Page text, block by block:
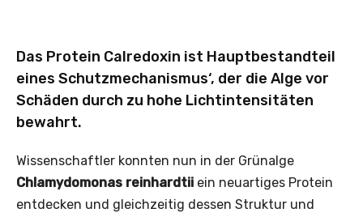
Das Protein Calredoxin ist Hauptbestandteil
eines Schutzmechanismus‘, der die Alge vor
Schäden durch zu hohe Lichtintensitäten
bewahrt.
Wissenschaftler konnten nun in der Grünalge
Chlamydomonas reinhardtii ein neuartiges Protein
entdecken und gleichzeitig dessen Struktur und